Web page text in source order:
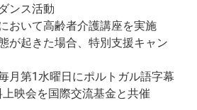
ンス活動
おいて高齢者介護講座を実施
が起きた場合、特別支援キャン
月第1水曜日にポルトガル語字幕
映会を国際交流基金と共催